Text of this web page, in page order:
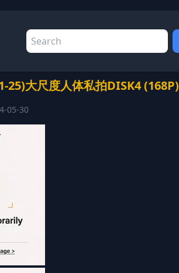
25)大尺度人体私拍DISK4 (168P)
05-30